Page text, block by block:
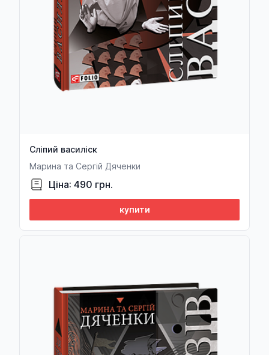
Сліпий василіск
Марина та Сергій Дяченки
Ціна: 490 грн.
купити